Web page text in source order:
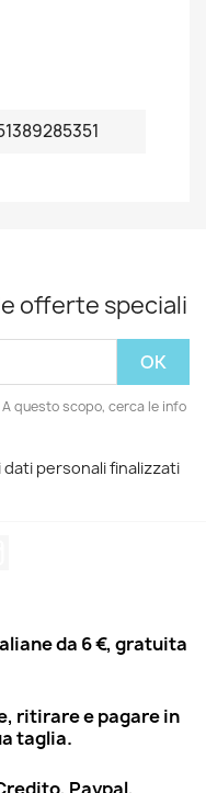
offerte speciali
questo scopo, cerca le info
personali finalizzati
da 6 €, gratuita
ritirare e pagare in
taglia.